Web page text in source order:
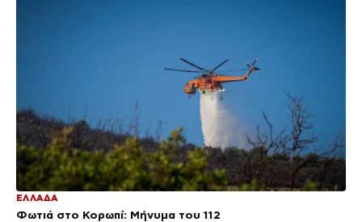
ΕΛΛΑΔΑ
Φωτιά στο Κορωπί: Μήνυμα του 112